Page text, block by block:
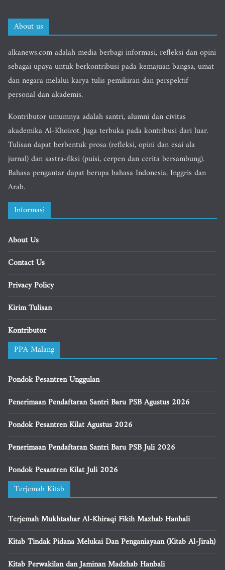
About us
alkanews.com adalah media berbagi informasi, refleksi dan opini
sebagai upaya untuk berkontribusi pada kemajuan bangsa, umat
dan negara melalui karya tulis pemikiran dan perspektif
personal dan akademis.
Kontributor umumnya adalah santri, alumni dan civitas
akademika Al-Khoirot. Juga terbuka pada kontribusi dari luar.
Tulisan dapat berbentuk prosa (refleksi, opini dan esai ala
jurnal) dan sastra-fiksi (puisi, cerpen dan cerita bersambung).
Bahasa pengantar dapat berupa bahasa Indonesia, Inggris dan
Arab.
Informasi
About Us
Contact Us
Privacy Policy
Kirim Tulisan
Kontributor
PPA Malang
Pondok Pesantren Unggulan
Penerimaan Pendaftaran Santri Baru PSB Agustus 2026
Pondok Pesantren Kilat Agustus 2026
Penerimaan Pendaftaran Santri Baru PSB Juli 2026
Pondok Pesantren Kilat Juli 2026
Terjemah Kitab
Terjemah Mukhtashar Al-Khiraqi Fikih Mazhab Hanbali
Kitab Tindak Pidana Melukai Dan Penganiayaan (Kitab Al-Jirah)
Kitab Perwakilan dan Jaminan Madzhab Hanbali